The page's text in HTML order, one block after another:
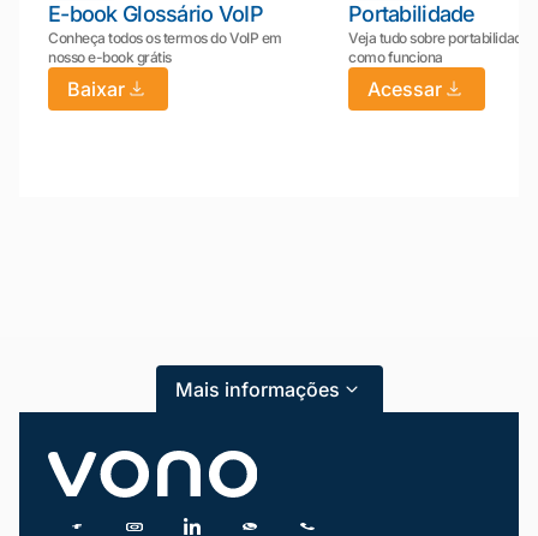
E-book Glossário VoIP
Conheça todos os termos do VoIP em
nosso e-book grátis
Baixar
Portabilidade
Veja tudo sobre portabilidade:
como funciona
Acessar
Mais informações